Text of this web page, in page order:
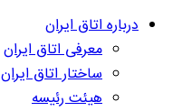
درباره اتاق ایران
معرفی اتاق ایران
ساختار اتاق ایران
هیئت رئیسه